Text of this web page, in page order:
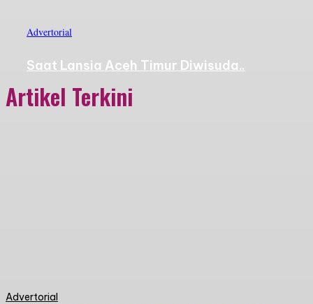
Advertorial
Saat Lansia Aceh Timur Diwisuda..
Artikel Terkini
Advertorial